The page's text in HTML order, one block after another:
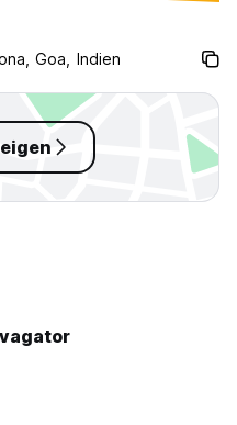
Goa, Indien